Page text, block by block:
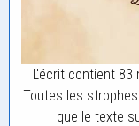
L'écrit contient
Toutes les
que le texte